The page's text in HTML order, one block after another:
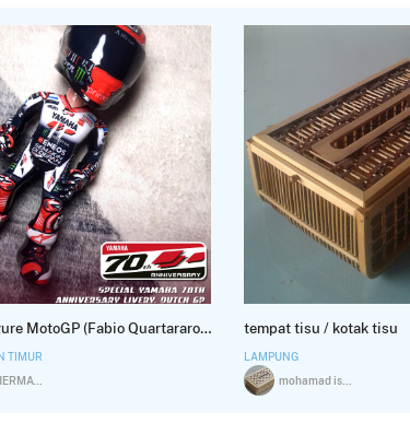
Action Figure MotoGP (Fabio Quartararo) 2025
TIMUR
TIAR HERMAWAN
tempat tisu / kotak tisu
LAMPUNG